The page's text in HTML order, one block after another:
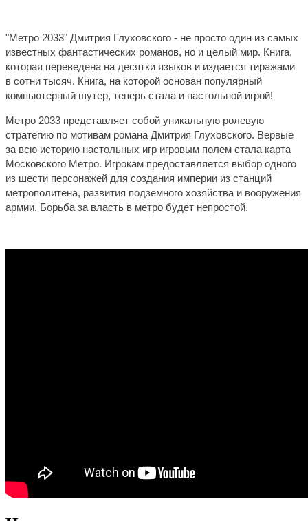
"Метро 2033" Дмитрия Глуховского - не просто один из самых
известных фантастических романов, но и целый мир. Книга,
которая переведена на десятки языков и издается тиражами
в сотни тысяч. Книга, на которой основан популярный
компьютерный шутер, теперь стала и настольной игрой!
Метро 2033 представляет собой уникальную ролевую
стратегию по мотивам романа Дмитрия Глуховского. Вервые
за всю историю настольных игр игровым полем стала карта
Московского Метро. Игрокам предоставляется выбор одного
из шести персонажей для создания империи из станций
метрополитена, развития подземного хозяйства и вооружения
армии. Борьба за власть в метро будет непростой.